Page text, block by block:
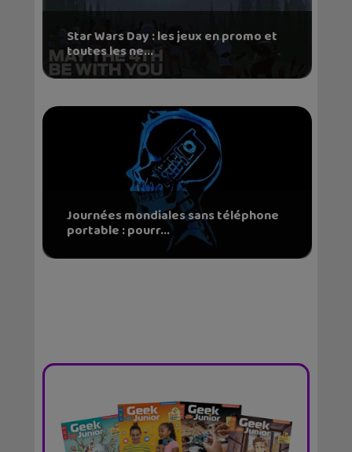
Star Wars Day : les jeux en promo et
toutes les ne...
Journées mondiales sans téléphone
portable : pourr...